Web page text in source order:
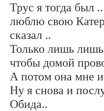
Трус я тогда был
люблю свою
сказал ..
Только лишь
чтобы домой
А потом она мне
Ну я снова и
Обида..